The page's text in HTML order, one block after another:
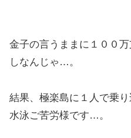
金子の言うままに１００
しなんじゃ…。
結果、極楽島に１人で乗
水泳ご苦労様です…。